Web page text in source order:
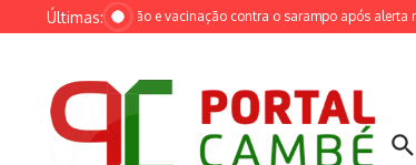
Ir para o conteúdo
Últimas:
identificação e vacinação contra o sarampo após alerta